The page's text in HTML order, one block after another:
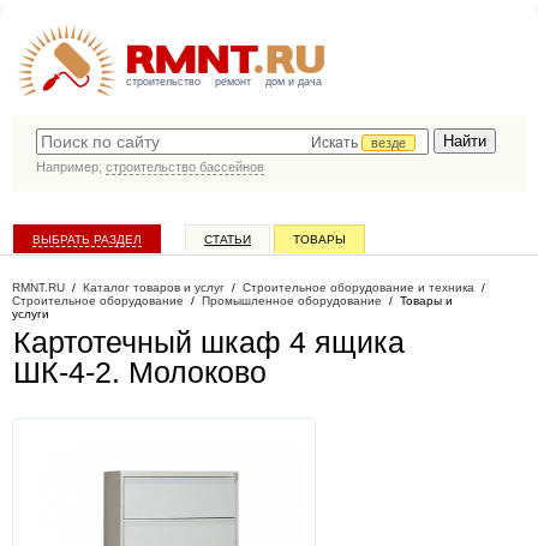
строительство ремонт дом и дача
Искать
везде
Например, строительство бассейнов
ВЫБРАТЬ РАЗДЕЛ СТАТЬИ ТОВАРЫ
RMNT.RU / Каталог товаров и услуг / Строительное оборудование и техника /
Строительное оборудование / Промышленное оборудование / Товары и
услуги
Картотечный шкаф 4 ящика
ШК-4-2. Молоково